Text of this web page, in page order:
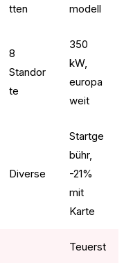
tten
modell
8
Standor
te
350
kW,
europa
weit
Diverse
Startge
bühr,
-21%
mit
Karte
Teuerst